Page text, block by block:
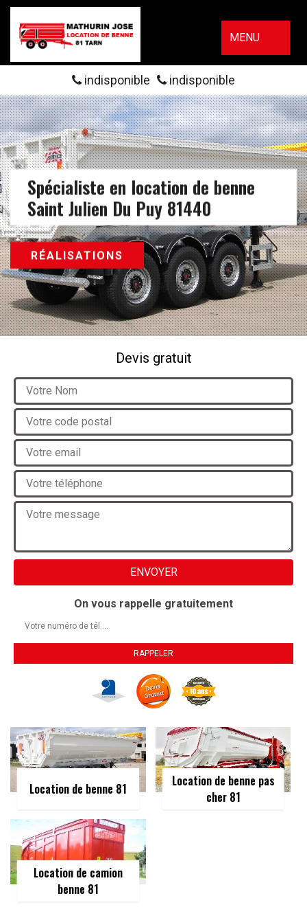
MENU
indisponible indisponible
Spécialiste en location de benne
Saint Julien Du Puy 81440
RÉALISATIONS
Devis gratuit
On vous rappelle gratuitement
Location de benne 81
Location de benne pas
cher 81
Location de camion
benne 81